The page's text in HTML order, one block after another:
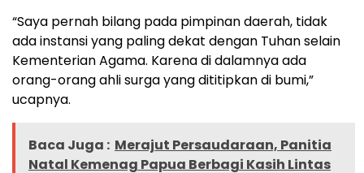
“Saya pernah bilang pada pimpinan daerah, tidak
ada instansi yang paling dekat dengan Tuhan selain
Kementerian Agama. Karena di dalamnya ada
orang-orang ahli surga yang dititipkan di bumi,”
ucapnya.
Baca Juga : Merajut Persaudaraan, Panitia
Natal Kemenag Papua Berbagi Kasih Lintas